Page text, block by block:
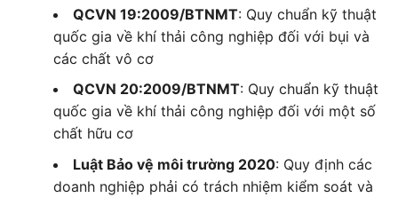
QCVN 19:2009/BTNMT: Quy chuẩn kỹ thuật
quốc gia về khí thải công nghiệp đối với bụi và
các chất vô cơ
QCVN 20:2009/BTNMT: Quy chuẩn kỹ thuật
quốc gia về khí thải công nghiệp đối với một số
chất hữu cơ
Luật Bảo vệ môi trường 2020: Quy định các
doanh nghiệp phải có trách nhiệm kiểm soát và